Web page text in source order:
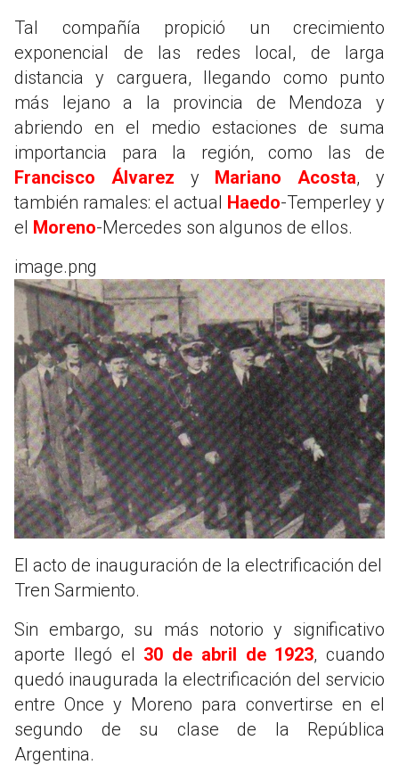
Tal compañía propició un crecimiento
exponencial de las redes local, de larga
distancia y carguera, llegando como punto
más lejano a la provincia de Mendoza y
abriendo en el medio estaciones de suma
importancia para la región, como las de
Francisco Álvarez y Mariano Acosta, y
también ramales: el actual Haedo-Temperley y
el Moreno-Mercedes son algunos de ellos.
image.png
El acto de inauguración de la electrificación del
Tren Sarmiento.
Sin embargo, su más notorio y significativo
aporte llegó el 30 de abril de 1923, cuando
quedó inaugurada la electrificación del servicio
entre Once y Moreno para convertirse en el
segundo de su clase de la República
Argentina.